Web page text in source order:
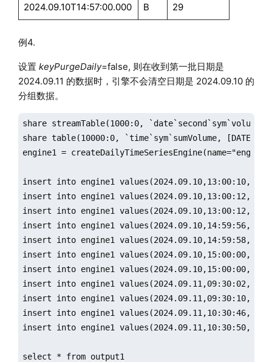
2024.09.10T14:57:00.000 B 29
例4.
设置 keyPurgeDaily=false, 则在收到第一批日期是
2024.09.11 的数据时，引擎不会清空日期是 2024.09.10 的
分组数据。
share streamTable(1000:0, `date`second`sym`volume,
share table(10000:0, `time`sym`sumVolume,
engine1 =
insert into engine1
insert into engine1
insert into engine1
insert into engine1
insert into engine1
insert into engine1
insert into engine1
insert into engine1
insert into engine1
insert into engine1
insert into engine1
select * from output1